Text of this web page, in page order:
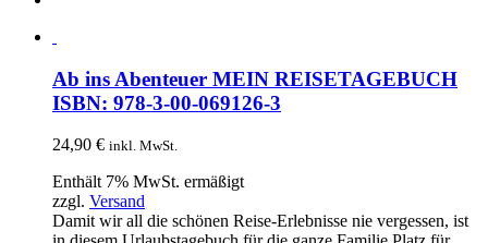
Ab ins Abenteuer MEIN REISETAGEBUCH
ISBN: 978-3-00-069126-3
24,90 € inkl. MwSt.
Enthält 7% MwSt. ermäßigt
zzgl. Versand
Damit wir all die schönen Reise-Erlebnisse nie vergessen, ist